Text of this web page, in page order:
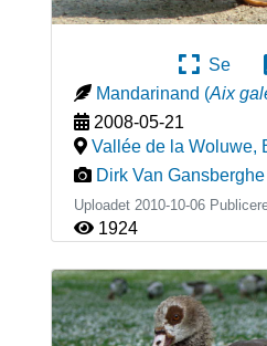
Se
Mandarinand (Aix
2008-05-21
Vallée de la Woluwe,
Dirk Van Gansberghe
Uploadet 2010-10-06
1924